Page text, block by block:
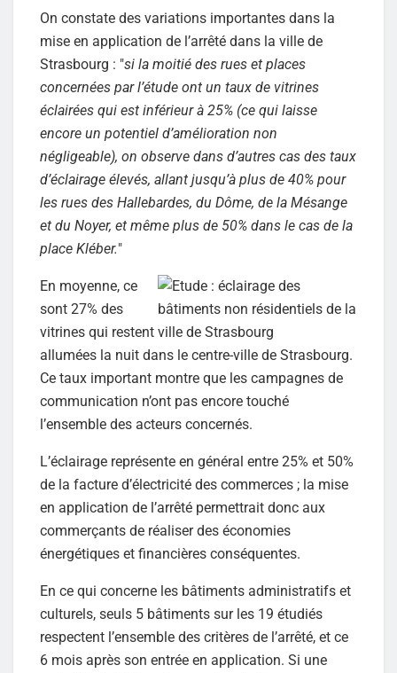
On constate des variations importantes dans la
mise en application de l’arrêté dans la ville de
Strasbourg : "si la moitié des rues et places
concernées par l’étude ont un taux de vitrines
éclairées qui est inférieur à 25% (ce qui laisse
encore un potentiel d’amélioration non
négligeable), on observe dans d’autres cas des taux
d’éclairage élevés, allant jusqu’à plus de 40% pour
les rues des Hallebardes, du Dôme, de la Mésange
et du Noyer, et même plus de 50% dans le cas de la
place Kléber."
En moyenne, ce
sont 27% des
vitrines qui restent
allumées la nuit dans le centre-ville de Strasbourg.
Ce taux important montre que les campagnes de
communication n’ont pas encore touché
l’ensemble des acteurs concernés.
L’éclairage représente en général entre 25% et 50%
de la facture d’électricité des commerces ; la mise
en application de l’arrêté permettrait donc aux
commerçants de réaliser des économies
énergétiques et financières conséquentes.
En ce qui concerne les bâtiments administratifs et
culturels, seuls 5 bâtiments sur les 19 étudiés
respectent l’ensemble des critères de l’arrêté, et ce
6 mois après son entrée en application. Si une